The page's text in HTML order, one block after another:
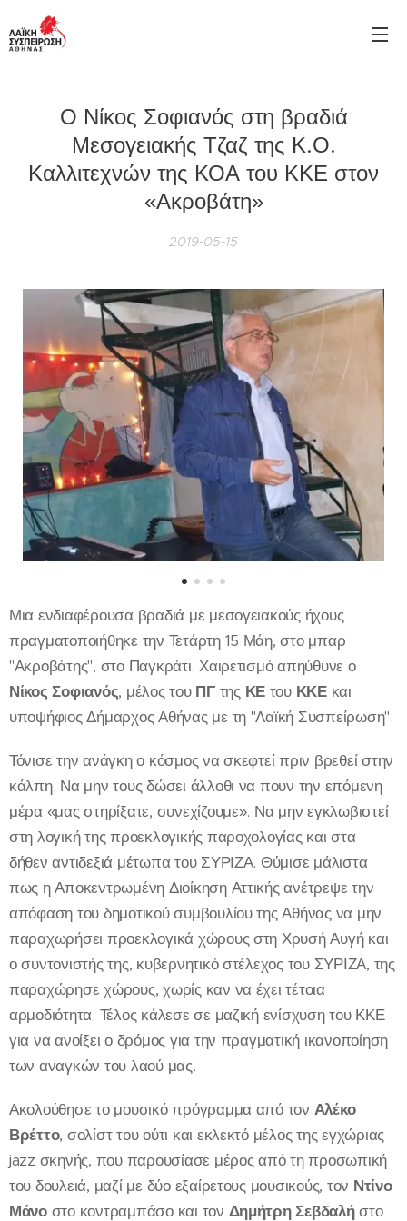
Ο Νίκος Σοφιανός στη βραδιά
Μεσογειακής Τζαζ της Κ.Ο.
Καλλιτεχνών της ΚΟΑ του ΚΚΕ στον
«Ακροβάτη»
2019-05-15
Μια ενδιαφέρουσα βραδιά με μεσογειακούς ήχους
πραγματοποιήθηκε την Τετάρτη 15 Μάη, στο μπαρ
"Ακροβάτης", στο Παγκράτι. Χαιρετισμό απηύθυνε ο
Νίκος Σοφιανός, μέλος του ΠΓ της ΚΕ του ΚΚΕ και
υποψήφιος Δήμαρχος Αθήνας με τη "Λαϊκή Συσπείρωση".
Τόνισε την ανάγκη ο κόσμος να σκεφτεί πριν βρεθεί στην
κάλπη. Να μην τους δώσει άλλοθι να πουν την επόμενη
μέρα «μας στηρίξατε, συνεχίζουμε». Να μην εγκλωβιστεί
στη λογική της προεκλογικής παροχολογίας και στα
δήθεν αντιδεξιά μέτωπα του ΣΥΡΙΖΑ. Θύμισε μάλιστα
πως η Αποκεντρωμένη Διοίκηση Αττικής ανέτρεψε την
απόφαση του δημοτικού συμβουλίου της Αθήνας να μην
παραχωρήσει προεκλογικά χώρους στη Χρυσή Αυγή και
ο συντονιστής της, κυβερνητικό στέλεχος του ΣΥΡΙΖΑ, της
παραχώρησε χώρους, χωρίς καν να έχει τέτοια
αρμοδιότητα. Τέλος κάλεσε σε μαζική ενίσχυση του ΚΚΕ
για να ανοίξει ο δρόμος για την πραγματική ικανοποίηση
των αναγκών του λαού μας.
Ακολούθησε το μουσικό πρόγραμμα από τον Αλέκο
Βρέττο, σολίστ του ούτι και εκλεκτό μέλος της εγχώριας
jazz σκηνής, που παρουσίασε μέρος από τη προσωπική
του δουλειά, μαζί με δύο εξαίρετους μουσικούς, τον Ντίνο
Μάνοστο κοντραμπάσο και τον Δημήτρη Σεβδαλήστο